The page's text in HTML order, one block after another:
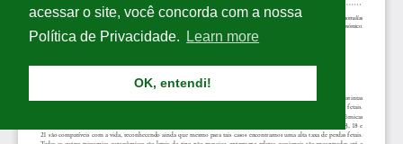
acessar o site, você concorda com a nossa
Política de Privacidade.
Learn more
OK, entendi!